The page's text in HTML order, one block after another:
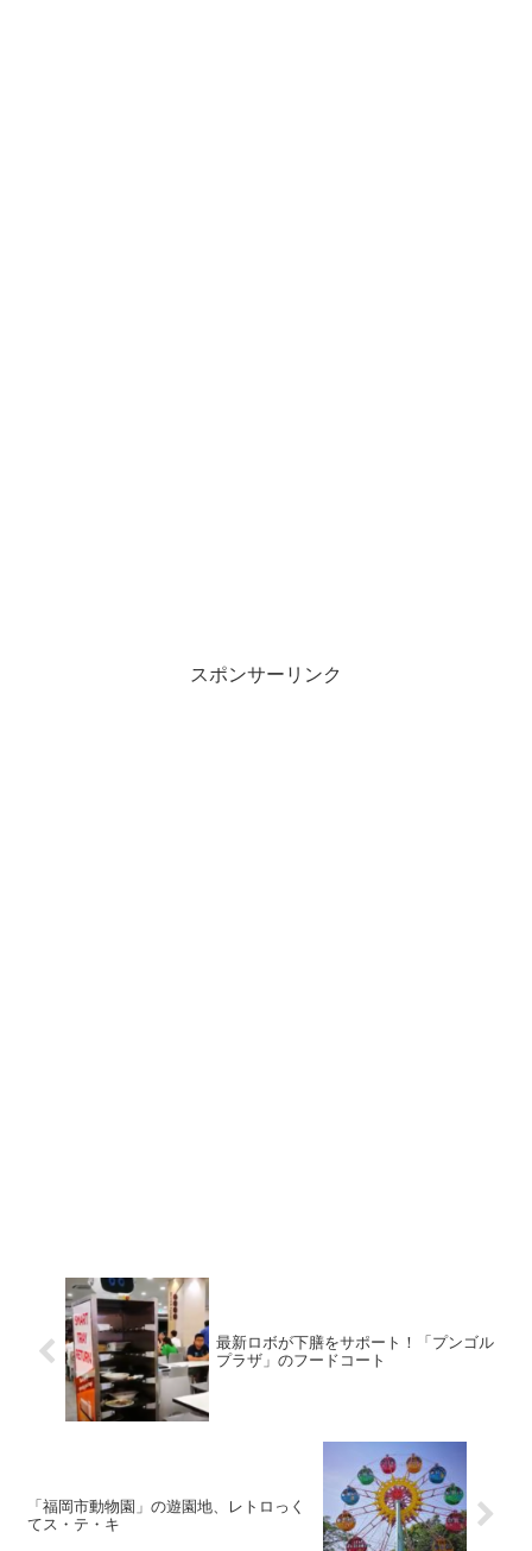
スポンサーリンク
最新ロボが下膳をサポート！「プンゴル
プラザ」のフードコート
「福岡市動物園」の遊園地、レトロっく
てス・テ・キ